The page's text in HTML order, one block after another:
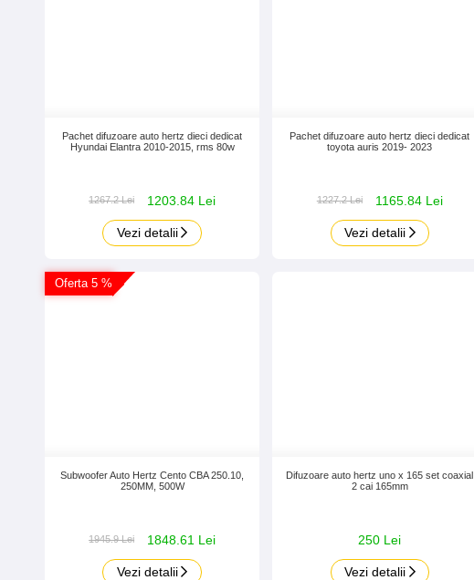
Pachet difuzoare auto hertz dieci dedicat
Hyundai Elantra 2010-2015, rms 80w
1267.2 Lei 1203.84 Lei
Vezi detalii
Pachet difuzoare auto hertz dieci dedicat
toyota auris 2019- 2023
1227.2 Lei 1165.84 Lei
Vezi detalii
Oferta 5 %
Subwoofer Auto Hertz Cento CBA 250.10,
250MM, 500W
1945.9 Lei 1848.61 Lei
Vezi detalii
Difuzoare auto hertz uno x 165 set coaxial
2 cai 165mm
250 Lei
Vezi detalii